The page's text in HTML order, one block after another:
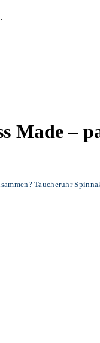
Made –
Taucheruhr